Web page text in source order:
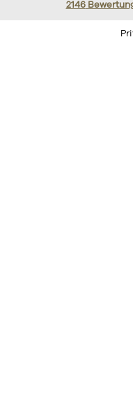
2146